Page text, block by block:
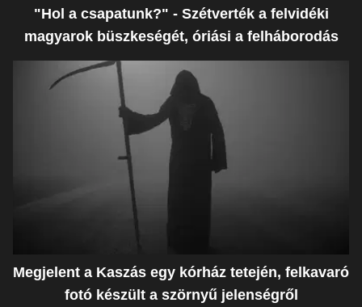
"Hol a csapatunk?" - Szétverték a felvidéki
magyarok büszkeségét, óriási a felháborodás
Megjelent a Kaszás egy kórház tetején, felkavaró
fotó készült a szörnyű jelenségről